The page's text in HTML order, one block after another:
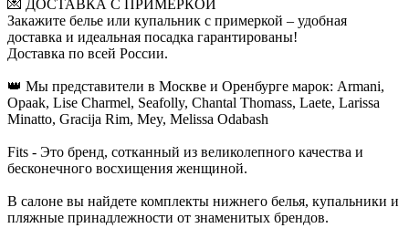
💌 ДОСТАВКА С ПРИМЕРКОЙ
Закажите белье или купальник с примеркой – удобная
доставка и идеальная посадка гарантированы!
Доставка по всей России.
👑 Мы представители в Москве и Оренбурге марок: Armani,
Opaak, Lise Charmel, Seafolly, Chantal Thomass, Laete, Larissa
Minatto, Gracija Rim, Mey, Melissa Odabash
Fits - Это бренд, сотканный из великолепного качества и
бесконечного восхищения женщиной.
В салоне вы найдете комплекты нижнего белья, купальники и
пляжные принадлежности от знаменитых брендов.